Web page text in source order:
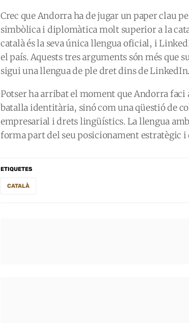
Crec que Andorra ha de jugar un paper clau
simbòlica i diplomàtica molt superior a la
català és la seva única llengua oficial, i
el país. Aquests tres arguments són més que
sigui una llengua de ple dret dins de LinkedIn.
Potser ha arribat el moment que Andorra faci
batalla identitària, sinó com una qüestió de
empresarial i drets lingüístics. La llengua
forma part del seu posicionament estratègic i
ETIQUETES
CATALÀ